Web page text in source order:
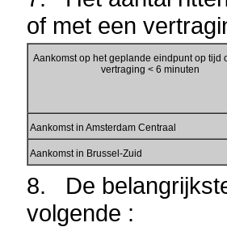
of met een
Aankomst op het geplande eindpunt op tijd
vertraging < 6 minuten
Aankomst in Amsterdam Centraal
Aankomst in Brussel-Zuid
8. De
volgende :